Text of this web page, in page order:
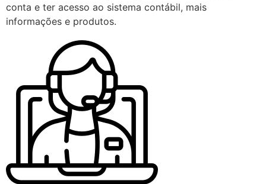
conta e ter acesso ao sistema contábil, mais
informações e produtos.